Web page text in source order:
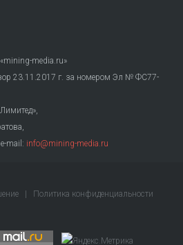
media.ru»
23.11.2017 г. за номером Эл № ФС77-
mail: info@mining-media.ru
Политика конфиденциальности